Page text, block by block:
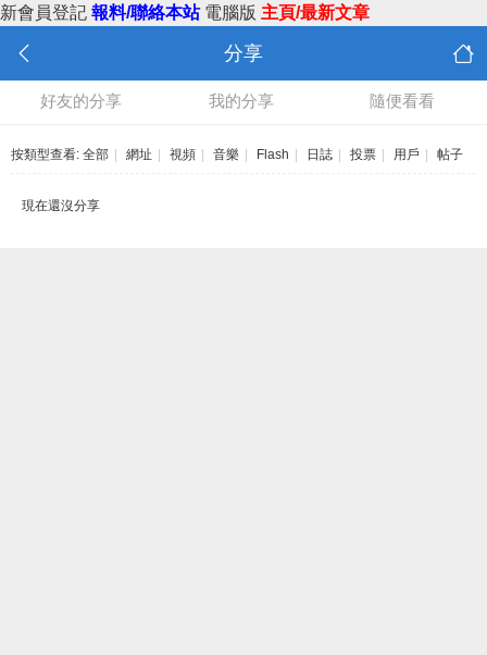
新會員登記 報料/聯絡本站 電腦版 主頁/最新文章
分享
好友的分享 我的分享 隨便看看
按類型查看: 全部 網址 視頻 音樂 Flash 日誌 投票 用戶 帖子
現在還沒分享